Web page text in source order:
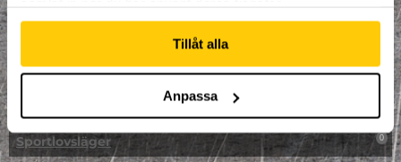
Tillåt alla
Anpassa
Påsklovsläger 0
Skateboard 0
Sportlovsläger 0